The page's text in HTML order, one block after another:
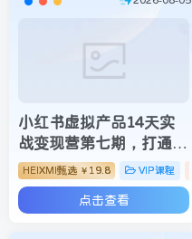
小红书虚拟产品14天实
战变现营第七期，打通从
选品、原创产品、内容引
流到多渠道成交全链路
HEIXMI甄选 ￥ 19.8 VIP课程
点击查看